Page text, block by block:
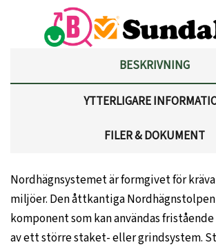
BESKRIVNING
YTTERLIGARE
FILER & DOKUMENT
Nordhägnsystemet är formgivet för
miljöer. Den åttkantiga
komponent som kan användas
av ett större staket- eller grindsystem.